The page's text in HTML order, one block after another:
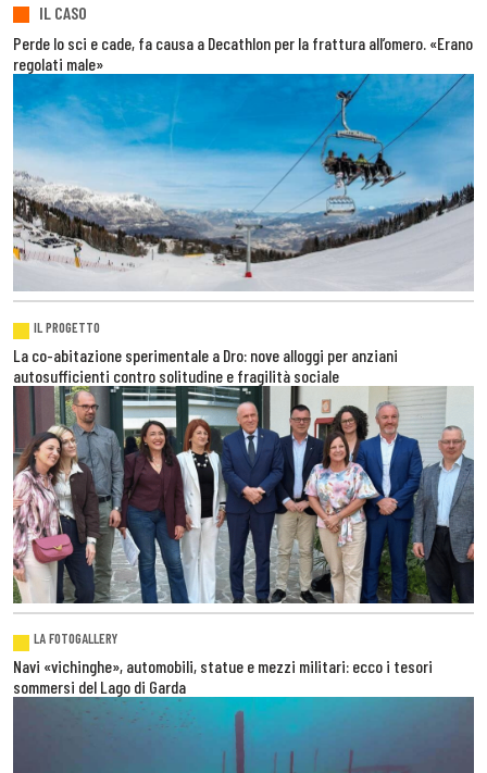
IL CASO
Perde lo sci e cade, fa causa a Decathlon per la frattura all’omero. «Erano
regolati male»
IL PROGETTO
La co-abitazione sperimentale a Dro: nove alloggi per anziani
autosufficienti contro solitudine e fragilità sociale
LA FOTOGALLERY
Navi «vichinghe», automobili, statue e mezzi militari: ecco i tesori
sommersi del Lago di Garda